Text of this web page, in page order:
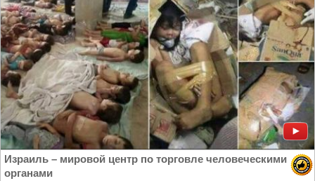
Израиль – мировой центр по торговле человеческими
органами